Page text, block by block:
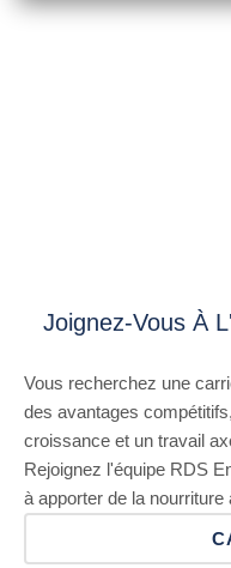
Joignez-Vous À
Vous recherchez une
des avantages
croissance et un travail
Rejoignez l'équipe RDS
à apporter de la